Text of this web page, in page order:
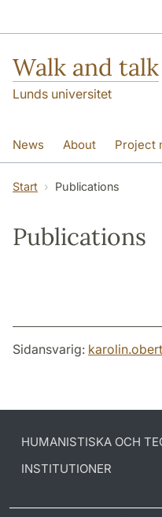
Walk and talk
Lunds universitet
News About Project
Collaborating communities
Start Publications
Publications
Sidansvarig: karolin.obert
HUMANISTISKA OCH
INSTITUTIONER